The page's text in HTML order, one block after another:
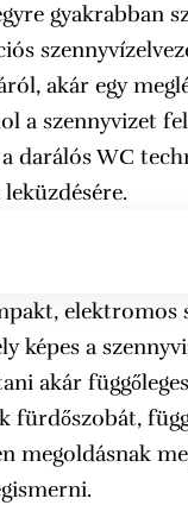
gyakrabban
akár egy
a szennyvizet
a darálós WC
képes a
akár
fürdőszobát,
megoldásnak